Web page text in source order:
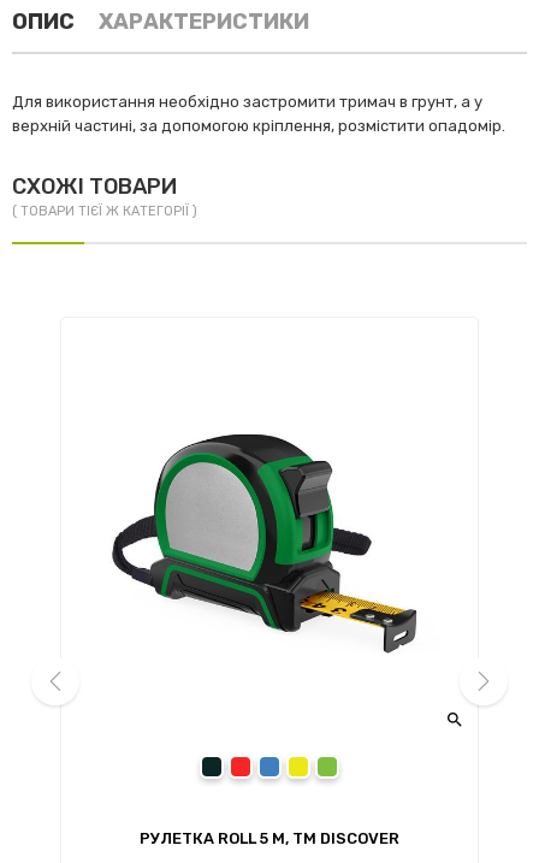
ОПИС ХАРАКТЕРИСТИКИ
Для використання необхідно застромити тримач в грунт, а у
верхній частині, за допомогою кріплення, розмістити опадомір.
СХОЖІ ТОВАРИ
( ТОВАРИ ТІЄЇ Ж КАТЕГОРІЇ )

РУЛЕТКА ROLL 5 М, ТМ DISCOVER